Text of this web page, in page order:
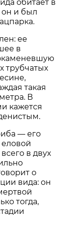
обитает в
он и был
ее
в
трубчатых
такая
В
кажется
— его
еловой
в двух
о
вида: он
тогда,